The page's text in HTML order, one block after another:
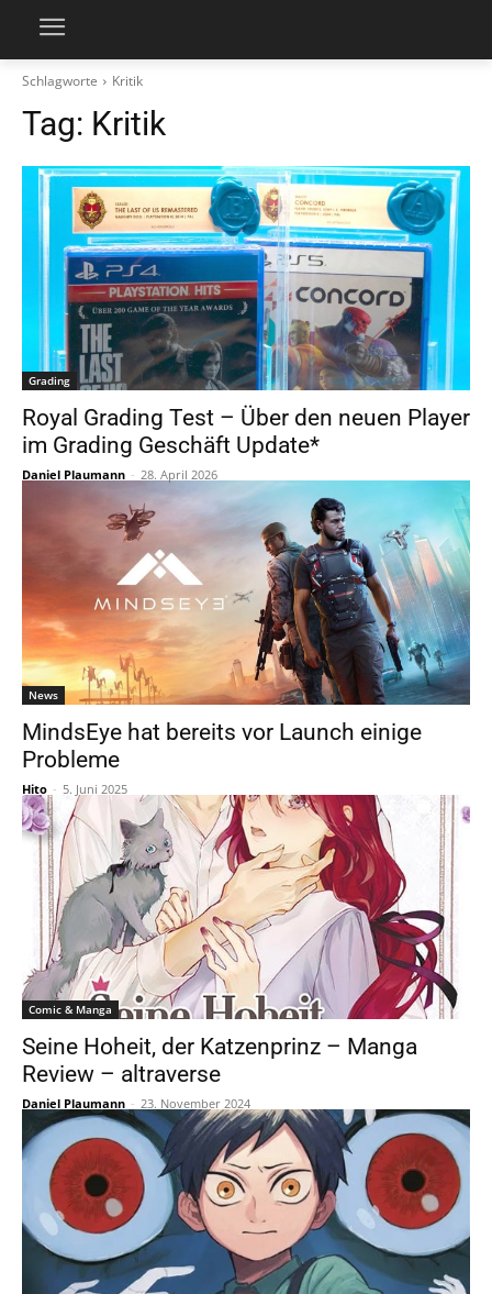
Schlagworte Kritik
Tag: Kritik
Grading
Royal Grading Test – Über den neuen Player
im Grading Geschäft Update*
Daniel Plaumann - 28. April 2026
News
MindsEye hat bereits vor Launch einige
Probleme
Hito - 5. Juni 2025
Comic & Manga
Seine Hoheit, der Katzenprinz – Manga
Review – altraverse
Daniel Plaumann - 23. November 2024